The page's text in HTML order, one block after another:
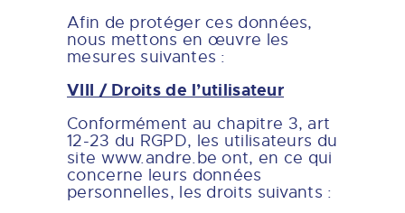
Afin de protéger ces données,
nous mettons en œuvre les
mesures suivantes :
VIII / Droits de l’utilisateur
Conformément au chapitre 3, art
12-23 du RGPD, les utilisateurs du
site www.andre.be ont, en ce qui
concerne leurs données
personnelles, les droits suivants :